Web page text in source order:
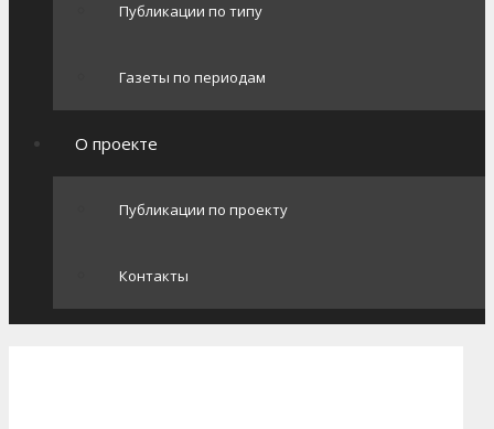
Публикации по типу
Газеты по периодам
О проекте
Публикации по проекту
Контакты